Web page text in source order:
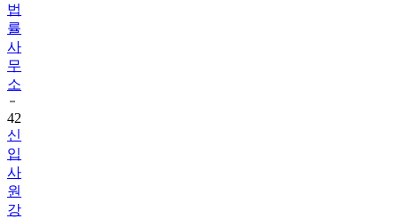
법
률
사
무
소
42
신
입
사
원
강